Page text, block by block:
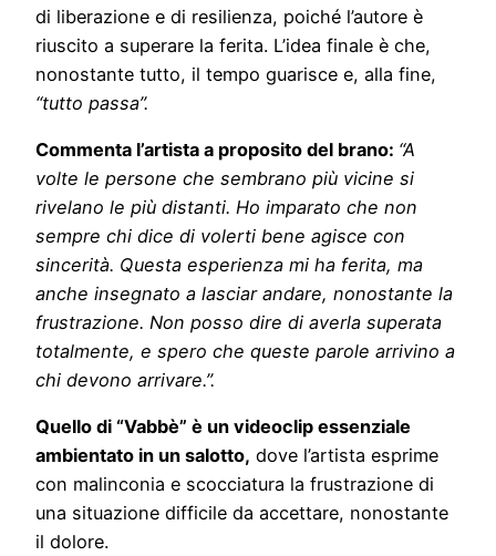
di liberazione e di resilienza, poiché l’autore è
riuscito a superare la ferita. L’idea finale è che,
nonostante tutto, il tempo guarisce e, alla fine,
“tutto passa”.
Commenta l’artista a proposito del brano: “A
volte le persone che sembrano più vicine si
rivelano le più distanti. Ho imparato che non
sempre chi dice di volerti bene agisce con
sincerità. Questa esperienza mi ha ferita, ma
anche insegnato a lasciar andare, nonostante la
frustrazione. Non posso dire di averla superata
totalmente, e spero che queste parole arrivino a
chi devono arrivare.”.
Quello di “Vabbè” è un videoclip essenziale
ambientato in un salotto, dove l’artista esprime
con malinconia e scocciatura la frustrazione di
una situazione difficile da accettare, nonostante
il dolore.